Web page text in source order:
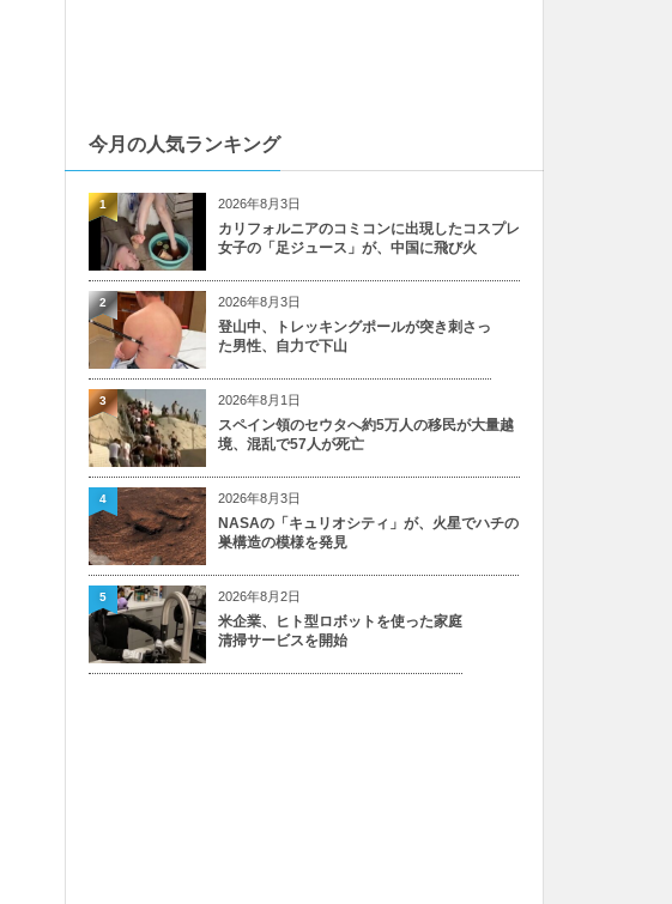
今月の人気ランキング
2026年8月3日
カリフォルニアのコミコンに出現したコスプレ
女子の「足ジュース」が、中国に飛び火
1
2026年8月3日
登山中、トレッキングポールが突き刺さっ
た男性、自力で下山
2
2026年8月1日
スペイン領のセウタへ約5万人の移民が大量越
境、混乱で57人が死亡
3
2026年8月3日
NASAの「キュリオシティ」が、火星でハチの
巣構造の模様を発見
4
2026年8月2日
米企業、ヒト型ロボットを使った家庭
清掃サービスを開始
5